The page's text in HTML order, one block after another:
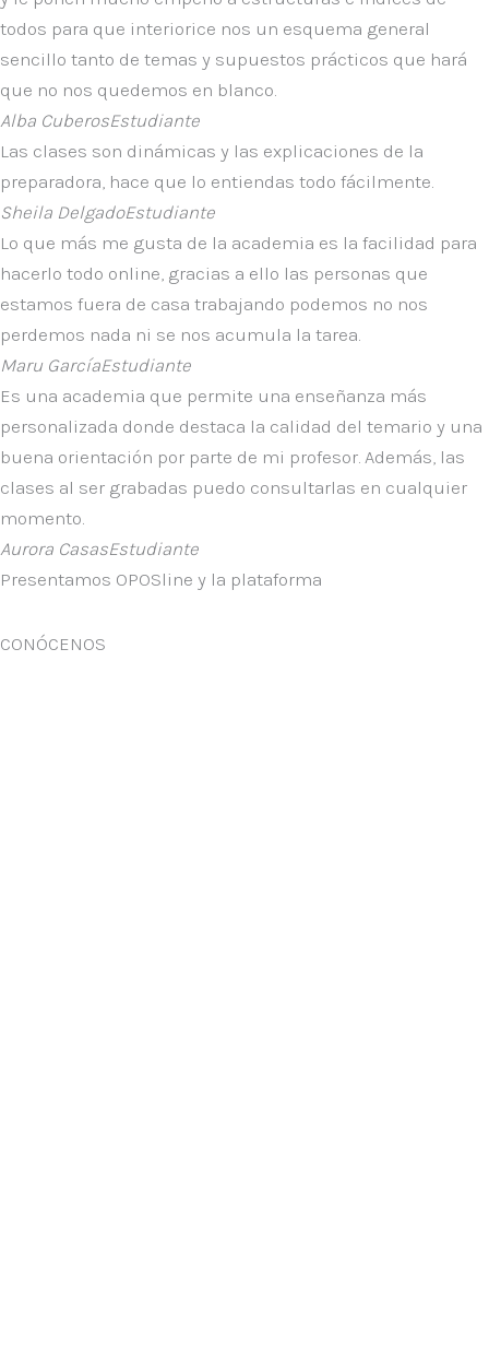
todos para que interiorice nos un esquema general
sencillo tanto de temas y supuestos prácticos que hará
que no nos quedemos en blanco.
Alba CuberosEstudiante
Las clases son dinámicas y las explicaciones de la
preparadora, hace que lo entiendas todo fácilmente.
Sheila DelgadoEstudiante
Lo que más me gusta de la academia es la facilidad para
hacerlo todo online, gracias a ello las personas que
estamos fuera de casa trabajando podemos no nos
perdemos nada ni se nos acumula la tarea.
Maru GarcíaEstudiante
Es una academia que permite una enseñanza más
personalizada donde destaca la calidad del temario y una
buena orientación por parte de mi profesor. Además, las
clases al ser grabadas puedo consultarlas en cualquier
momento.
Aurora CasasEstudiante
Presentamos OPOSline y la plataforma
CONÓCENOS